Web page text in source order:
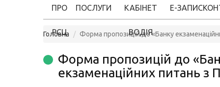
ПРО
РСЦ
ПОСЛУГИ КАБІНЕТ
ВОДІЯ
Е-ЗАПИС
Головна Форма пропозицій до «Банку
Форма пропозицій до
екзаменаційних питань з